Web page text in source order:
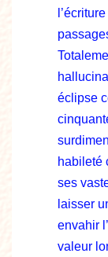
éclipse
habileté
ses
laisser
envahir
valeur